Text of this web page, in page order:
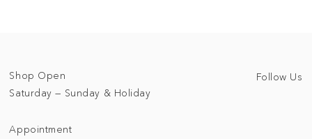
Shop Open
Saturday — Sunday & Holiday
Appointment
Follow Us